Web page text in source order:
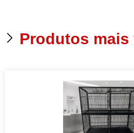
Produtos